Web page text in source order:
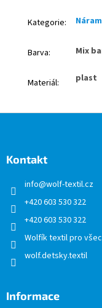
Kategorie:
Barva: Mix
Materiál: plast
Kontakt
info@wolf-textil.cz
+420 603 530 322
+420 603 530 322
Wolfík textil pro
wolf.detsky.textil
Informace